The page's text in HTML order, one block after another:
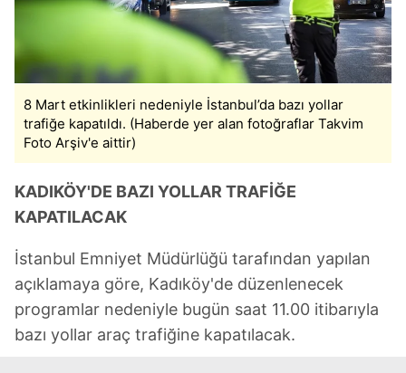
8 Mart etkinlikleri nedeniyle İstanbul’da bazı yollar
trafiğe kapatıldı. (Haberde yer alan fotoğraflar Takvim
Foto Arşiv'e aittir)
KADIKÖY'DE BAZI YOLLAR TRAFİĞE
KAPATILACAK
İstanbul Emniyet Müdürlüğü tarafından yapılan
açıklamaya göre, Kadıköy'de düzenlenecek
programlar nedeniyle bugün saat 11.00 itibarıyla
bazı yollar araç trafiğine kapatılacak.